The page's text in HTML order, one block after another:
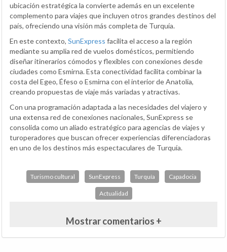
ubicación estratégica la convierte además en un excelente
complemento para viajes que incluyen otros grandes destinos del
país, ofreciendo una visión más completa de Turquía.
En este contexto, SunExpress facilita el acceso a la región
mediante su amplia red de vuelos domésticos, permitiendo
diseñar itinerarios cómodos y flexibles con conexiones desde
ciudades como Esmirna. Esta conectividad facilita combinar la
costa del Egeo, Éfeso o Esmirna con el interior de Anatolia,
creando propuestas de viaje más variadas y atractivas.
Con una programación adaptada a las necesidades del viajero y
una extensa red de conexiones nacionales, SunExpress se
consolida como un aliado estratégico para agencias de viajes y
turoperadores que buscan ofrecer experiencias diferenciadoras
en uno de los destinos más espectaculares de Turquía.
Turismo cultural SunExpress Turquía Capadocia
Actualidad
Mostrar comentarios +